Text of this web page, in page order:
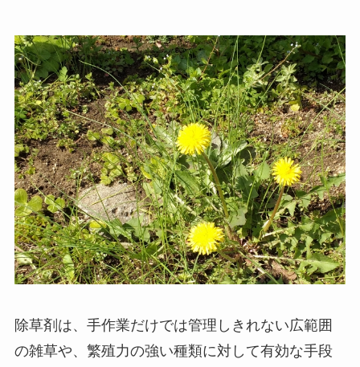
除草剤は、手作業だけでは管理しきれない広範囲
の雑草や、繁殖力の強い種類に対して有効な手段